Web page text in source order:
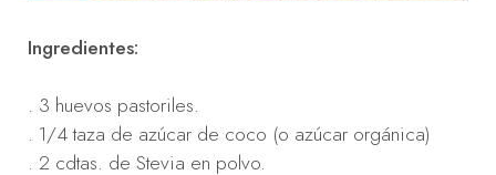
Ingredientes:
. 3 huevos pastoriles.
. 1/4 taza de azúcar de coco (o azúcar orgánica)
. 2 cdtas. de Stevia en polvo.